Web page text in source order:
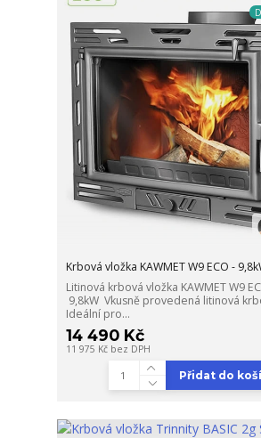
Krbová vložka KAWMET W9 ECO -
Litinová krbová vložka KAWMET W9
9,8kW Vkusně provedená litinová
Ideální pro...
14 490 Kč
11 975 Kč bez DPH
Přidat do